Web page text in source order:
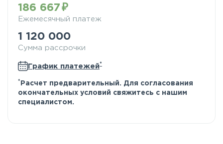
186 667
Ежемесячный платеж
1 120 000
Сумма рассрочки
График платежей*
* Расчет предварительный. Для согласования
окончательных условий свяжитесь с нашим
специалистом.